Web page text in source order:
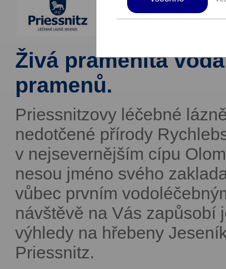
Živá pramenitá
pramenů.
Priessnitzovy léčebné
nedotčené přírody
v nejsevernějším cípu
nesou jméno svého
vůbec prvním
návštěvě na Vás zapůsobí
výhledy na hřebeny
Priessnitz.